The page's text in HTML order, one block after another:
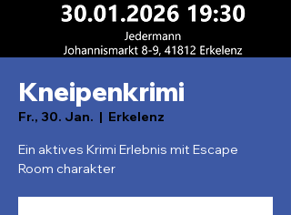
Kneipenkrimi
Fr., 30. Jan.
  |
Erkelenz
Ein aktives Krimi Erlebnis mit Escape
Room charakter